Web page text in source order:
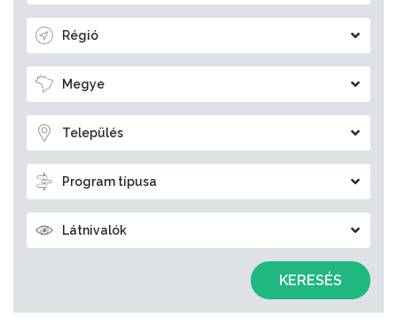
Régió
Megye
Település
Program típusa
Látnivalók
KERESÉS